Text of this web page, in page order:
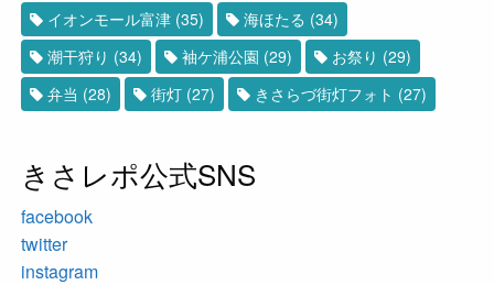
イオンモール富津 (35) 海ほたる (34)
潮干狩り (34) 袖ケ浦公園 (29) お祭り (29)
弁当 (28) 街灯 (27) きさらづ街灯フォト (27)
きさレポ公式SNS
facebook
twitter
instagram